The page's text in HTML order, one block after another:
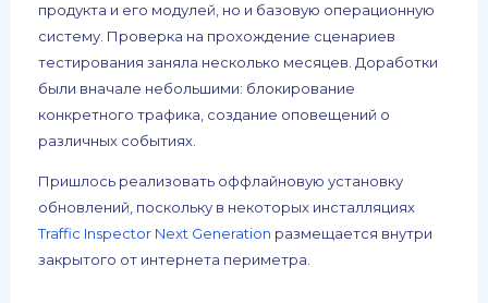
продукта и его модулей, но и базовую операционную
систему. Проверка на прохождение сценариев
тестирования заняла несколько месяцев. Доработки
были вначале небольшими: блокирование
конкретного трафика, создание оповещений о
различных событиях.
Пришлось реализовать оффлайновую установку
обновлений, поскольку в некоторых инсталляциях
Traffic Inspector Next Generation размещается внутри
закрытого от интернета периметра.